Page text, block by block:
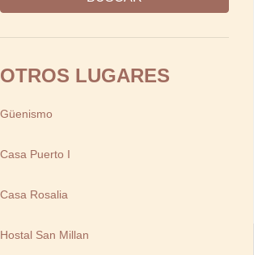
OTROS LUGARES
Güenismo
Casa Puerto I
Casa Rosalia
Hostal San Millan